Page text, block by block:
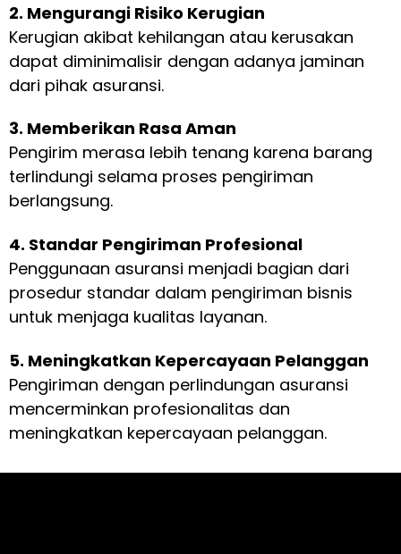
2. Mengurangi Risiko Kerugian
Kerugian akibat kehilangan atau kerusakan
dapat diminimalisir dengan adanya jaminan
dari pihak asuransi.
3. Memberikan Rasa Aman
Pengirim merasa lebih tenang karena barang
terlindungi selama proses pengiriman
berlangsung.
4. Standar Pengiriman Profesional
Penggunaan asuransi menjadi bagian dari
prosedur standar dalam pengiriman bisnis
untuk menjaga kualitas layanan.
5. Meningkatkan Kepercayaan Pelanggan
Pengiriman dengan perlindungan asuransi
mencerminkan profesionalitas dan
meningkatkan kepercayaan pelanggan.